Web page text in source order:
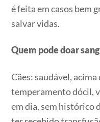
é feita em casos bem
salvar vidas.
Quem pode doar
Cães: saudável, acima
temperamento dócil,
em dia, sem histórico